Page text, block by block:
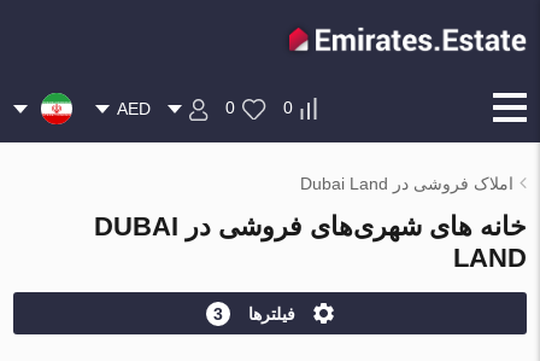
0
0
AED
املاک فروشی در Dubai Land
خانه های شهری‌های فروشی در DUBAI
LAND
فیلترها 3